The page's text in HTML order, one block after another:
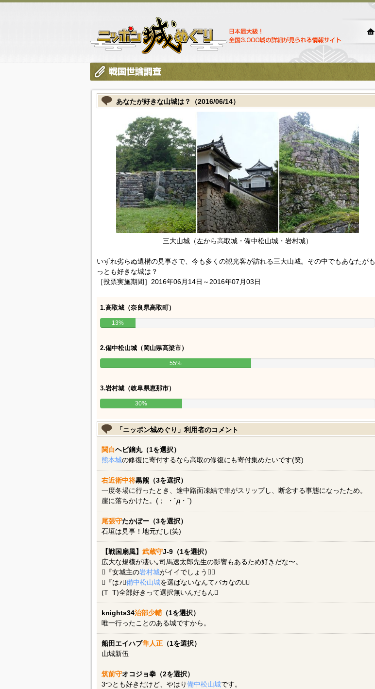
あなたが好きな山城は？（2016/06/14）
三大山城（左から高取城・備中松山城・岩村城）
いずれ劣らぬ遺構の見事さで、今も多くの観光客が訪れる三大山城。その中でもあなたがも
っとも好きな城は？
［投票実施期間］2016年06月14日～2016年07月03日
1.高取城（奈良県高取町）
13%
2.備中松山城（岡山県高梁市）
55%
3.岩村城（岐阜県恵那市）
30%
「ニッポン城めぐり」利用者のコメント
関白ヘビ鏑丸（1を選択）
熊本城の修復に寄付するなら高取の修復にも寄付集めたいです(笑)
右近衛中将黒熊（3を選択）
一度冬場に行ったとき、途中路面凍結で車がスリップし、断念する事態になったため。
崖に落ちかけた。(； ・`д・´)
尾張守たかぼー（3を選択）
石垣は見事！地元だし(笑)
【戦国扇風】 武蔵守J-9（1を選択）
広大な規模が凄い｡司馬遼太郎先生の影響もあるため好きだな〜。
『女城主の岩村城がイイでしょう』
『はｧ備中松山城を選ばないなんてバカなの』
(T_T)全部好きって選択無いんだもん
knights34治部少輔（1を選択）
唯一行ったことのある城ですから。
船田エイハブ隼人正（1を選択）
山城新伍
筑前守オコジョ拳（2を選択）
3つとも好きだけど、やはり備中松山城です。